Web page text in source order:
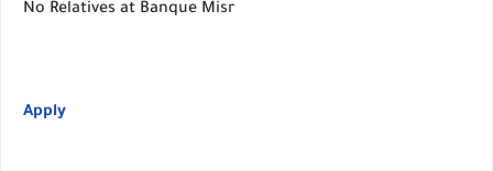
No Relatives at Banque Misr
Apply